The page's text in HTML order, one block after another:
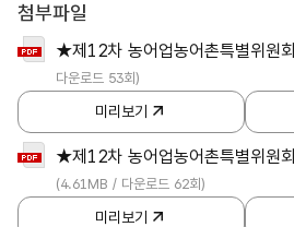
첨부파일
★제12차 농어업농어촌특별위원
다운로드 53회)
미리보기
★제12차 농어업농어촌특별위원
(4.61MB / 다운로드 62회)
미리보기